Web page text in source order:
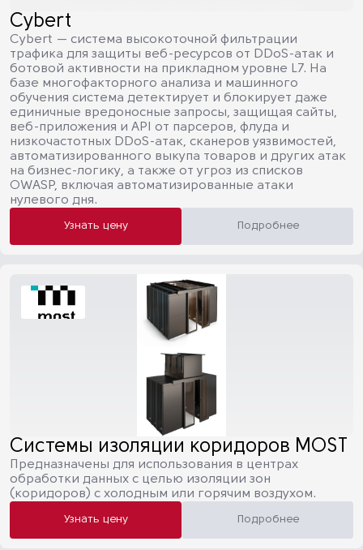
Cybert
Cybert — система высокоточной фильтрации
трафика для защиты веб-ресурсов от DDoS-атак и
ботовой активности на прикладном уровне L7. На
базе многофакторного анализа и машинного
обучения система детектирует и блокирует даже
единичные вредоносные запросы, защищая сайты,
веб-приложения и API от парсеров, флуда и
низкочастотных DDoS-атак, сканеров уязвимостей,
автоматизированного выкупа товаров и других атак
на бизнес-логику, а также от угроз из списков
OWASP, включая автоматизированные атаки
нулевого дня.
Узнать цену Подробнее
Системы изоляции коридоров MOST
Предназначены для использования в центрах
обработки данных с целью изоляции зон
(коридоров) с холодным или горячим воздухом.
Узнать цену Подробнее